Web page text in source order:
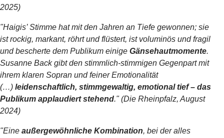
2025)
"Haigis’ Stimme hat mit den Jahren an Tiefe gewonnen; sie
ist rockig, markant, röhrt und flüstert, ist voluminös und fragil
und bescherte dem Publikum einige Gänsehautmomente.
Susanne Back gibt den stimmlich-stimmigen Gegenpart mit
ihrem klaren Sopran und feiner Emotionalität
(…) leidenschaftlich, stimmgewaltig, emotional tief – das
Publikum applaudiert stehend." (Die Rheinpfalz, August
2024)
"Eine außergewöhnliche Kombination, bei der alles